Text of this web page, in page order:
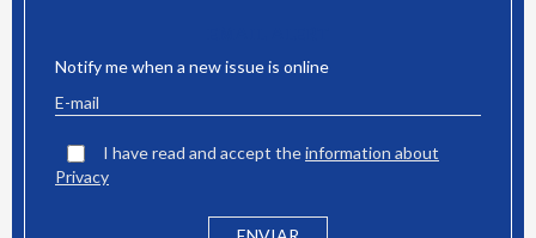
Notify me when a new issue is online
I have read and accept theinformation about
Privacy